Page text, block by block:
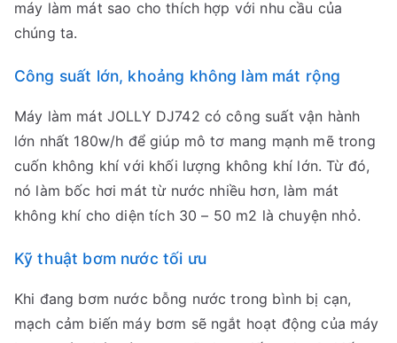
máy làm mát sao cho thích hợp với nhu cầu của
chúng ta.
Công suất lớn, khoảng không làm mát rộng
Máy làm mát JOLLY DJ742 có công suất vận hành
lớn nhất 180w/h để giúp mô tơ mang mạnh mẽ trong
cuốn không khí với khối lượng không khí lớn. Từ đó,
nó làm bốc hơi mát từ nước nhiều hơn, làm mát
không khí cho diện tích 30 – 50 m2 là chuyện nhỏ.
Kỹ thuật bơm nước tối ưu
Khi đang bơm nước bỗng nước trong bình bị cạn,
mạch cảm biến máy bơm sẽ ngắt hoạt động của máy